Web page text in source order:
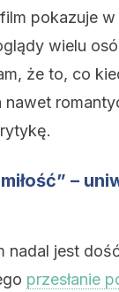
pokazuje
wielu
że to, co
nawet
–
nadal jest
przesłanie